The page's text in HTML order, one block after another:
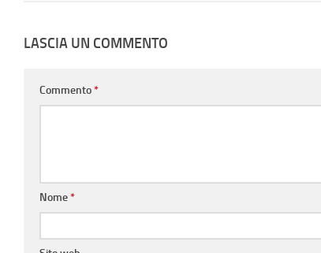
LASCIA UN COMMENTO
Commento*
Nome*